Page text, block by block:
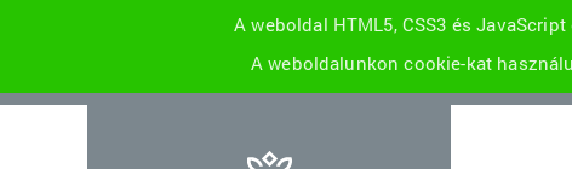
A weboldal HTML5, CSS3 és
A weboldalunkon cookie-kat